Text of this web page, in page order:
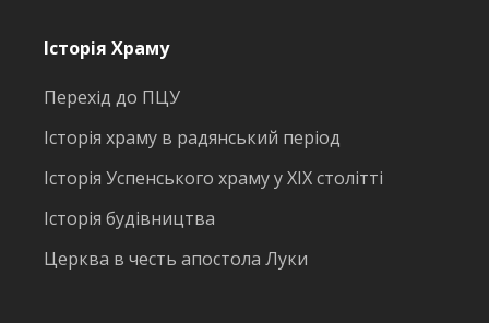
Історія Храму
Перехід до ПЦУ
Історія храму в радянський період
Історія Успенського храму у ХІХ столітті
Історія будівництва
Церква в честь апостола Луки